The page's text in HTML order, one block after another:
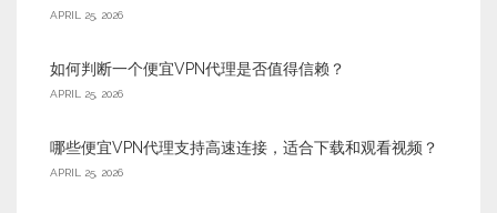
APRIL 25, 2026
如何判断一个便宜VPN代理是否值得信赖？
APRIL 25, 2026
哪些便宜VPN代理支持高速连接，适合下载和观看视频？
APRIL 25, 2026